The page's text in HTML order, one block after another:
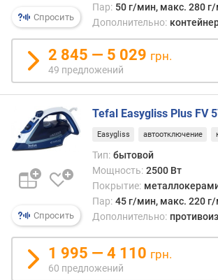
л
е
и
о
к
о
и
с
т
в
у
Спросить
Пар: 50 г/мин, макс. 280
Дополнительно:
2 845 — 5 029 грн.
49 предложений
Спросить
Tefal Easygliss Plus FV
Easygliss автоотключение
Тип: бытовой
Мощность: 2500 Вт
Покрытие:
Пар: 45 г/мин, макс. 220
Дополнительно:
1 995 — 4 110 грн.
60 предложений